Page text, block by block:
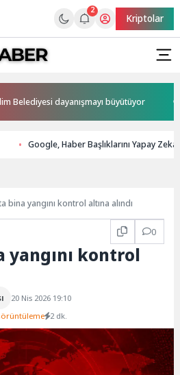
2
Kriptolar
dayanışmayı büyütüyor
Google, Haber Başlıklarını Yapay
bina yangını kontrol altına alındı
0
yangını kontrol
20 Nis 2026 19:10
2 dk.